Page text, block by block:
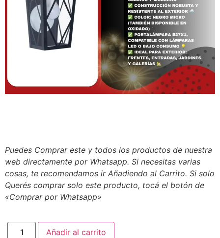
Puedes Comprar este y todos los productos de nuestra
web directamente por Whatsapp. Si necesitas varias
cosas, te recomendamos ir Añadiendo al Carrito. Si solo
Querés comprar solo este producto, tocá el botón de
«Comprar por Whatsapp»
Añadir al carrito